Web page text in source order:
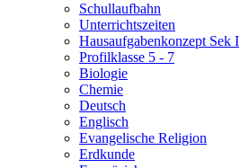
Schullaufbahn
Unterrichtszeiten
Hausaufgabenkonzept Sek I
Profilklasse 5 - 7
Biologie
Chemie
Deutsch
Englisch
Evangelische Religion
Erdkunde